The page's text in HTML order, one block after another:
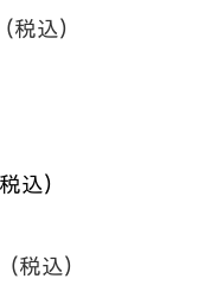
込）
込）
税込）